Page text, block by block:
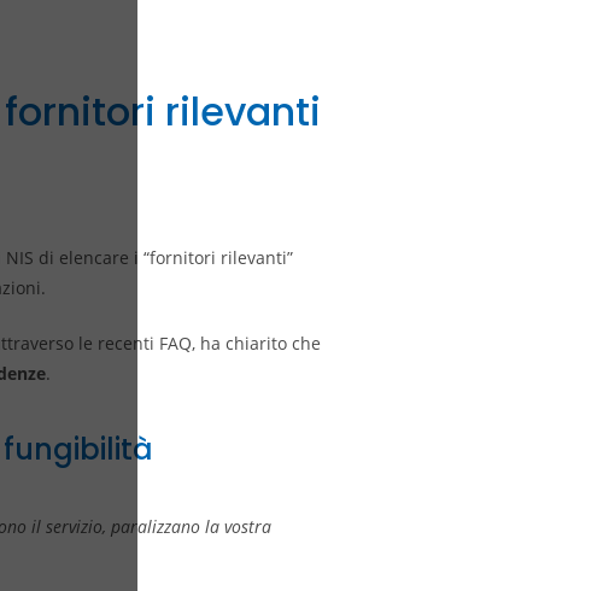
fornitori rilevanti
di elencare i “fornitori rilevanti”
le recenti FAQ, ha chiarito che
.
fungibilità
il servizio, paralizzano la vostra